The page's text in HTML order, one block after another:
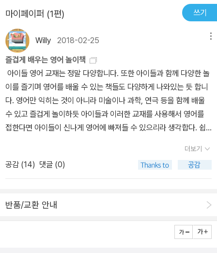
을 것 같아요~ 양면 월차트 오늘의 애정 영어 한마디 +365 영어 구
구단이 책 뒷면에 한 장으로 되어있어요.(냉장고나 벽면 등 눈에 잘
보이는 곳에 붙여두고 연습하면 좋겠네요~) 엄마표 영어는 아이들에
게 '우리말 외에 의미를 전달하는 다른 언어가 있다'는 것을 경험하게
하는 것, 그리고 영어는 학원 가서 무섭게 공부해야 하는 과목이 아니
라 그냥 '사람들이 주고받는 말'이라는 것을 알게 하면 되는 거예요~^
^유아에서 초등까지 내 아이를 위한 하루 10분 기적의 영어! 함께 시
작해 보아요^^
막상 입으로 뱉으려면 안되는게 현실인 저인데요, 아님 한참을 생각
하다보면 아이의 관심은 딴데로 가있겠죠ㅠ열심히 외워서 맞는 상황
에 딱맞게 바로 이야기해주고 싶어요! 매일 어린이집 갈때 아이에게
해주면 좋은 표현이예요.Have a great day!Mom: Here comes t
he school bus.Kid: Yay! It's comingMom: Have a great day,
honeyKid: See you later!*여기서 알게 된 사실은 유치원도 Sch
ool로 표현한다고 하네요. 전 Kindergarten만 알고 있는데 School
이 오히려 쉽네요.아이에게 매일 책을 읽어주고 있는데요. 책읽기 시
작할때 아이에게 써주면 좋은 표현이예요.Let me read some boo
g time.Let me read some books to you.Kid: Read Caillou to
me.오늘의 애정 영어 한마디 코너도 있는데요.이 부분도 너무 좋아
요. 아이에게 칭찬과 사랑을 표현하는 문장들이 가득해요!You are v
매 단락 보았는데 익숙하고 정말 쉬운 표현의 문장들로 가득해요. 쉽
기해봐야겠어요.그래도 할 수 있겠다는 자신감을 주는 책이예요.ㅎ부
마이페이퍼 (1편) 쓰기
Willy 2018-02-25
즐겁게 배우는 영어 놀이책
아이들 영어 교재는 정말 다양합니다. 또한 아이들과 함께 다양한 놀
이를 즐기며 영어를 배울 수 있는 책들도 다양하게 나와있는 듯 합니
다. 영어만 익히는 것이 아니라 미술이나 과학, 연극 등을 함께 배울
수 있고 즐겁게 놀이하듯 아이들과 이러한 교재를 사용해서 영어를
접한다면 아이들이 신나게 영어에 빠져들 수 있으리라 생각합다. 쉽
어 일기나 영작을 보다 친숙하게 접근해갈 수 있는 여러 종류의 영어
교재도 함께 담아보았습니다. 영어놀이터이명진 지음 / 영진.com
(영진닷컴) / 2018년 1월 엄마표 영어, 놀이가 답이다이규도 지
이 (놀이 재료 + CD 1장 + MP3 무료 다운로드)이미경 지음, 진혜민
놀이터이수정 지음, 토마스 램피 감수 / 이지스퍼블리싱 / 2013년 10
더보기
공감 (14) 댓글 (0)
반품/교환 안내